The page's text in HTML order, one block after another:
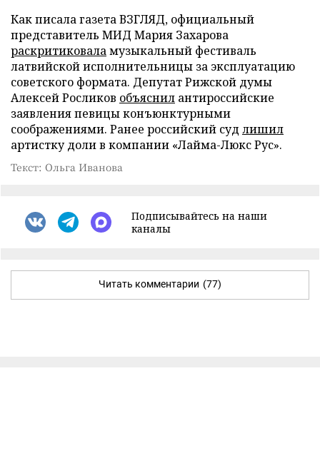
Как писала газета ВЗГЛЯД, официальный
представитель МИД Мария Захарова
раскритиковаламузыкальный фестиваль
латвийской исполнительницы за эксплуатацию
советского формата. Депутат Рижской думы
Алексей Росликов объяснил антироссийские
заявления певицы конъюнктурными
соображениями. Ранее российский суд лишил
артистку доли в компании «Лайма-Люкс Рус».
Текст: Ольга Иванова
Подписывайтесь на наши
каналы
Читать комментарии (77)